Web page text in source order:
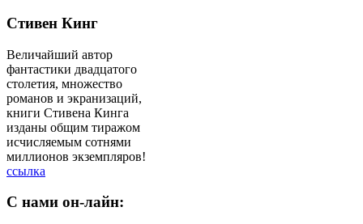
Стивен Кинг
Величайший автор
фантастики двадцатого
столетия, множество
романов и экранизаций,
книги Стивена Кинга
изданы общим тиражом
исчисляемым сотнями
миллионов экземпляров!
ссылка
C нами он-лайн: